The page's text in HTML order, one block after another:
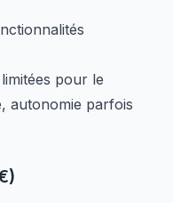
pour le
autonomie parfois